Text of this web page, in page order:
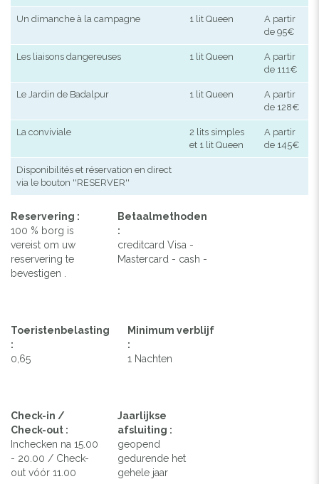
Un dimanche à la campagne 1 lit Queen
A partir
de 95€
Les liaisons dangereuses 1 lit Queen
A partir
de 111€
Le Jardin de Badalpur 1 lit Queen
A partir
de 128€
La conviviale
2 lits simples
et 1 lit Queen
A partir
de 145€
Disponibilités et réservation en direct
via le bouton ''RESERVER''
Reservering :
100 % borg is
vereist om uw
reservering te
bevestigen .
Betaalmethoden
:
creditcard Visa -
Mastercard - cash -
Toeristenbelasting
:
0,65
Minimum verblijf
:
1 Nachten
Check-in /
Check-out :
Inchecken na 15.00
- 20.00 / Check-
out vóór 11.00
Jaarlijkse
afsluiting :
geopend
gedurende het
gehele jaar